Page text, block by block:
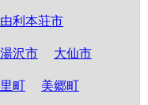
由利本荘市
湯沢市 大仙市
町 美郷町